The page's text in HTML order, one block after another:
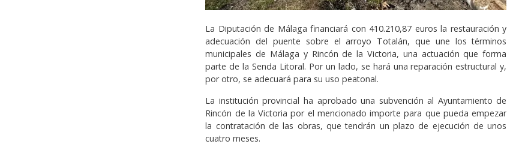
La Diputación de Málaga financiará con 410.210,87 euros la restauración y
adecuación del puente sobre el arroyo Totalán, que une los términos
municipales de Málaga y Rincón de la Victoria, una actuación que forma
parte de la Senda Litoral. Por un lado, se hará una reparación estructural y,
por otro, se adecuará para su uso peatonal.
La institución provincial ha aprobado una subvención al Ayuntamiento de
Rincón de la Victoria por el mencionado importe para que pueda empezar
la contratación de las obras, que tendrán un plazo de ejecución de unos
cuatro meses.